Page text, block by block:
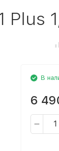
Plus
В
6